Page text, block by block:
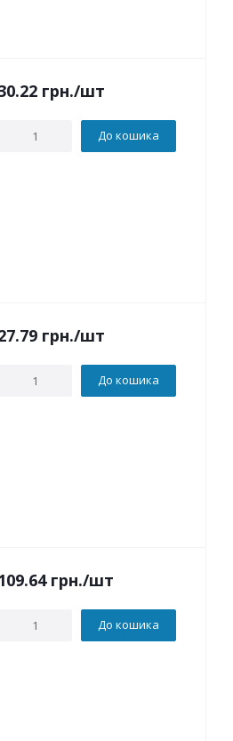
грн./шт
До кошика
грн./шт
До кошика
грн./шт
До кошика